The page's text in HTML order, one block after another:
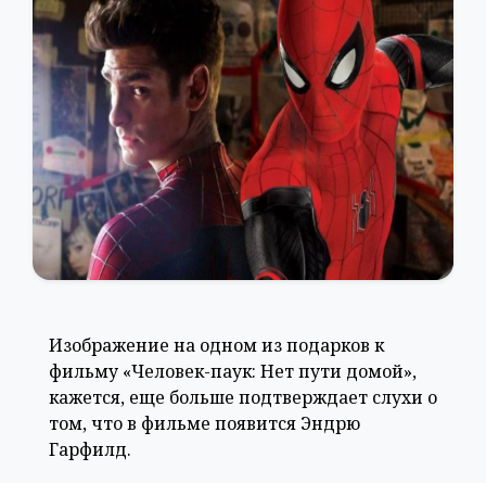
Изображение на одном из подарков к
фильму «Человек-паук: Нет пути домой»,
кажется, еще больше подтверждает слухи о
том, что в фильме появится Эндрю
Гарфилд.